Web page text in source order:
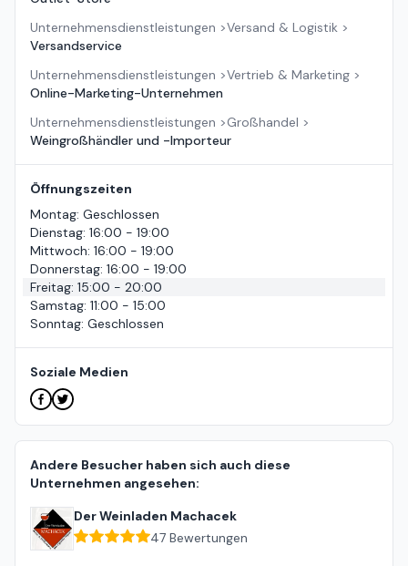
Unternehmensdienstleistungen >Versand & Logistik >
Versandservice
Unternehmensdienstleistungen >Vertrieb & Marketing >
Online-Marketing-Unternehmen
Unternehmensdienstleistungen >Großhandel >
Weingroßhändler und -Importeur
Öffnungszeiten
Montag: Geschlossen
Dienstag: 16:00 - 19:00
Mittwoch: 16:00 - 19:00
Donnerstag: 16:00 - 19:00
Freitag: 15:00 - 20:00
Samstag: 11:00 - 15:00
Sonntag: Geschlossen
Soziale Medien
Andere Besucher haben sich auch diese
Unternehmen angesehen:
Der Weinladen Machacek
47 Bewertungen